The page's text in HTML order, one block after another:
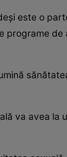
este o
programe
va avea